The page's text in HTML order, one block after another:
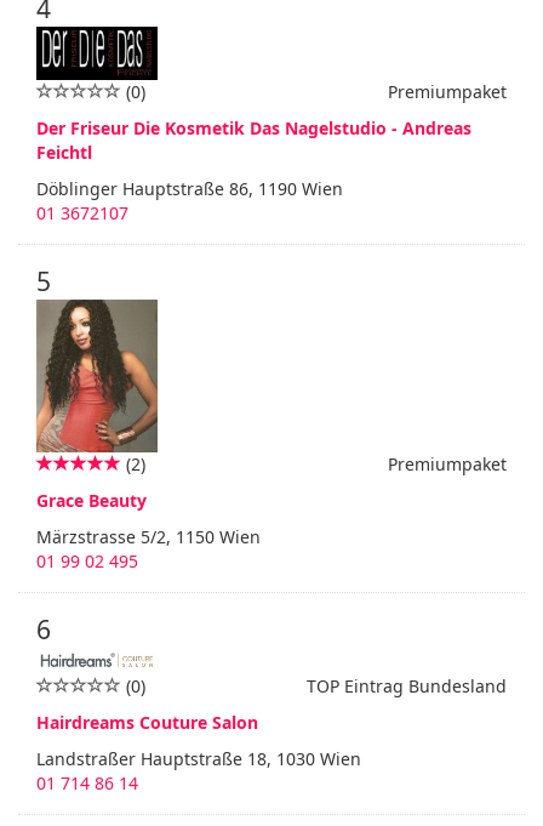
4
Premiumpaket
(0)
Der Friseur Die Kosmetik Das Nagelstudio - Andreas
Feichtl
Döblinger Hauptstraße 86, 1190 Wien
01 3672107
5
Premiumpaket
(2)
Grace Beauty
Märzstrasse 5/2, 1150 Wien
01 99 02 495
6
TOP Eintrag Bundesland
(0)
Hairdreams Couture Salon
Landstraßer Hauptstraße 18, 1030 Wien
01 714 86 14